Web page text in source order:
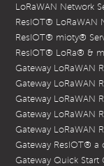
LoRaWAN Network
ResIOT® LoRaWAN
ResIOT® mioty®
ResIOT® LoRa® &
Gateway LoRaWAN
Gateway LoRaWAN
Gateway LoRaWAN
Gateway LoRaWAN
Gateway LoRaWAN
Gateway ResIOT® a
Gateway Quick Start